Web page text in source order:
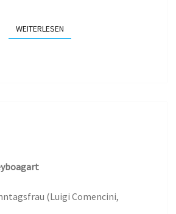
WEITERLESENWEITERLESEN
(Luigi Comencini,